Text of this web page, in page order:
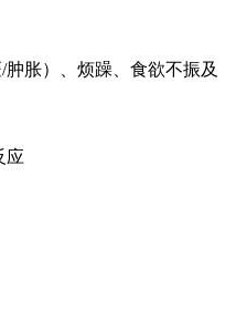
胀）、烦躁、食欲不振及
应